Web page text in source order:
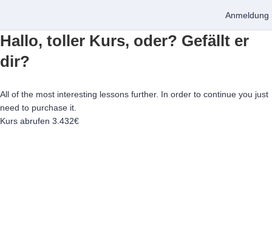
Anmeldung
Hallo, toller Kurs, oder? Gefällt er
dir?
All of the most interesting lessons further. In order to continue you just
need to purchase it.
Kurs abrufen 3.432€